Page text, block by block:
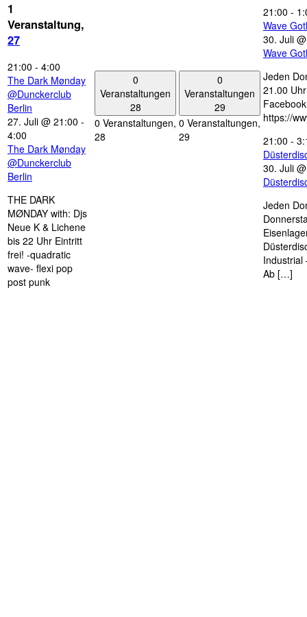
1
Veranstaltung,
27
21:00 - 4:00
The Dark Mønday
@Dunckerclub
Berlin
27. Juli @ 21:00 -
4:00
The Dark Mønday
@Dunckerclub
Berlin
THE DARK
MØNDAY with: Djs
Neue K & Lichene
bis 22 Uhr Eintritt
frei! -quadratic
wave- flexi pop
post punk
0
Veranstaltungen
28
0 Veranstaltungen,
28
0
Veranstaltungen
29
0 Veranstaltungen,
29
21:00 -
Wave
30. Juli
Wave
Jeden
21.00
https://
21:00 -
30. Juli
Jeden
Industrial
Ab […]